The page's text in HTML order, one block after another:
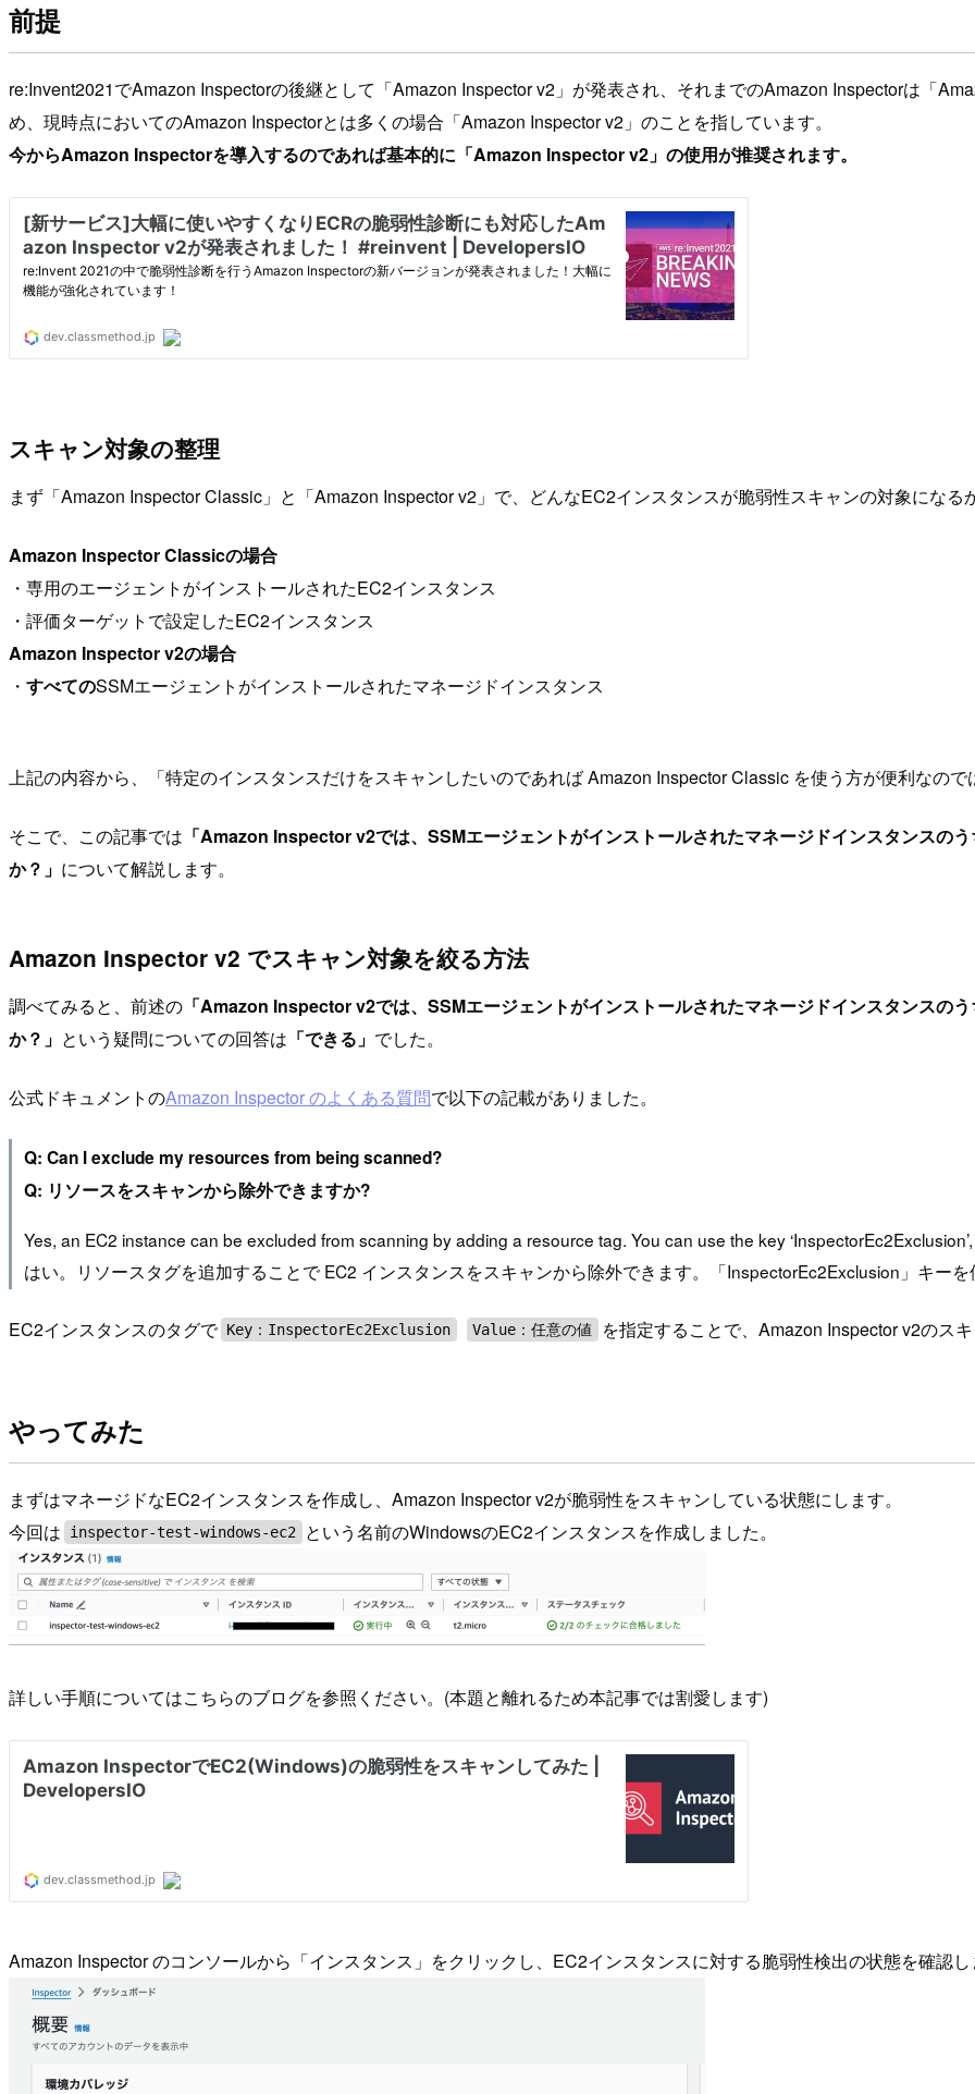
前提
re:Invent2021でAmazon Inspectorの後継として「Amazon Inspector v2」が発表され、それまでのAmazon Inspectorは「
め、現時点においてのAmazon Inspectorとは多くの場合「Amazon Inspector v2」のことを指しています。
今からAmazon Inspectorを導入するのであれば基本的に「Amazon Inspector v2」の使用が推奨されます。
スキャン対象の整理
まず「Amazon Inspector Classic」と「Amazon Inspector v2」で、どんなEC2インスタンスが脆弱性スキャンの対象になる
Amazon Inspector Classicの場合
・専用のエージェントがインストールされたEC2インスタンス
・評価ターゲットで設定したEC2インスタンス
Amazon Inspector v2の場合
・ すべてのSSMエージェントがインストールされたマネージドインスタンス
上記の内容から、「特定のインスタンスだけをスキャンしたいのであれば Amazon Inspector Classic を使う方が便利なの
そこで、この記事では 「Amazon Inspector v2では、SSMエージェントがインストールされたマネージドインスタンスの
か？」 について解説します。
Amazon Inspector v2 でスキャン対象を絞る方法
調べてみると、前述の 「Amazon Inspector v2では、SSMエージェントがインストールされたマネージドインスタンスの
か？」 という疑問についての回答は 「できる」 でした。
公式ドキュメントのAmazon Inspector のよくある質問で以下の記載がありました。
Q: Can I exclude my resources from being scanned?
Q: リソースをスキャンから除外できますか?
Yes, an EC2 instance can be excluded from scanning by adding a resource tag. You can use the key
はい。リソースタグを追加することで EC2 インスタンスをスキャンから除外できます。「InspectorEc2Exclusion」キー
EC2インスタンスのタグで Key：InspectorEc2Exclusion Value：任意の値 を指定することで、Amazon Inspector v2のス
やってみた
まずはマネージドなEC2インスタンスを作成し、Amazon Inspector v2が脆弱性をスキャンしている状態にします。
今回は
inspector-test-windows-ec2 という名前のWindowsのEC2インスタンスを作成しました。
詳しい手順についてはこちらのブログを参照ください。(本題と離れるため本記事では割愛します)
Amazon Inspector のコンソールから「インスタンス」をクリックし、EC2インスタンスに対する脆弱性検出の状態を確認